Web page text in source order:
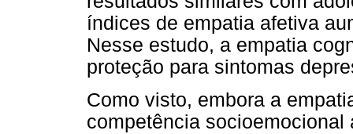
índices de empatia afetiva
Nesse estudo, a empatia
proteção para sintomas
Como visto, embora a
competência